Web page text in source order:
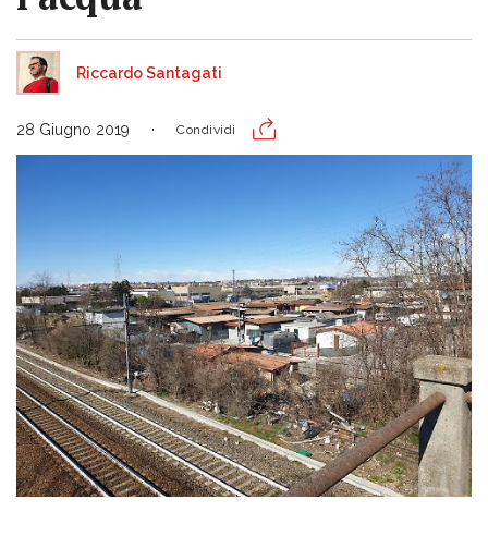
Riccardo Santagati
28 Giugno 2019 Condividi